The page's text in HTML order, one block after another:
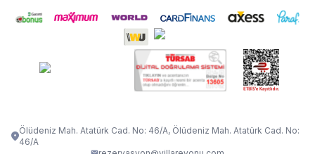
VILLA ADRIMA 1
VİLLA TİAMO VİLLA ZEYTİN DALI
VILLA ELMALI
Ölüdeniz Mah. Atatürk Cad. No: 46/A, Ölüdeniz Mah. Atatürk Cad. No:
46/A